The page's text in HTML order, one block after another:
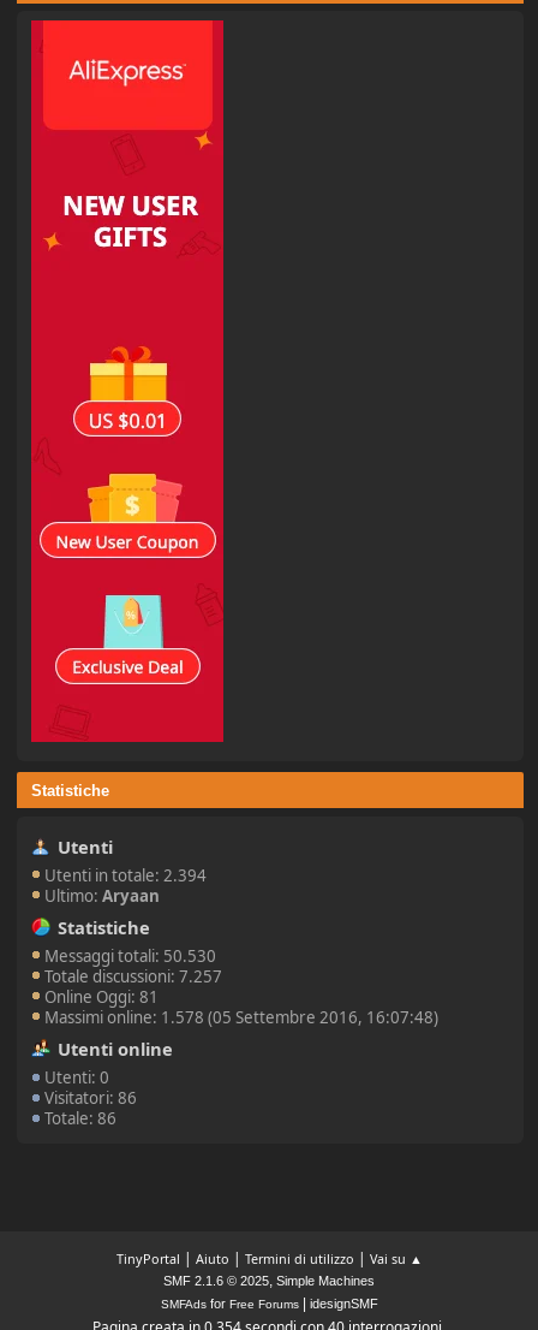
Statistiche
Utenti
Utenti in totale: 2.394
Ultimo:Aryaan
Statistiche
Messaggi totali: 50.530
Totale discussioni: 7.257
Online Oggi: 81
Massimi online: 1.578 (05 Settembre 2016, 16:07:48)
Utenti online
Utenti: 0
Visitatori: 86
Totale: 86
TinyPortal Aiuto Termini di utilizzo Vai su ▲
SMF 2.1.6 © 2025, Simple Machines
SMFAdsfor Free Forums| idesignSMF